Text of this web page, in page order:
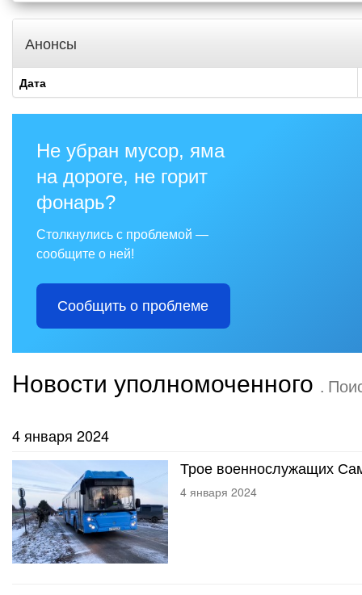
Анонсы
Дата
Не убран мусор, яма
на дороге, не горит
фонарь?
Столкнулись с проблемой —
сообщите о ней!
Сообщить о проблеме
Новости уполномоченного .
4 января 2024
Трое военнослужащих
4 января 2024